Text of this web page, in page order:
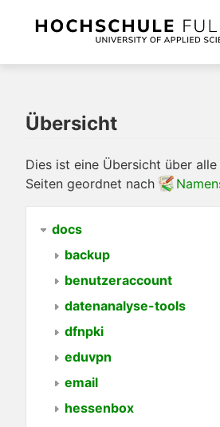
Übersicht
Dies ist eine Übersicht über
Seiten geordnet nach
docs
backup
benutzeraccount
datenanalyse-tools
dfnpki
eduvpn
email
hessenbox